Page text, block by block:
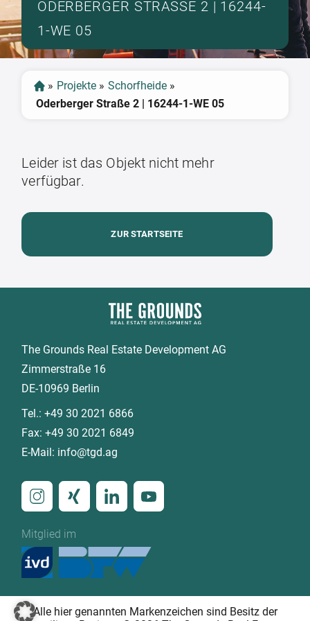
ODERBERGER STRASSE 2 | 16244-1
-WE 05
» Projekte » Schorfheide »
Oderberger Straße 2 | 16244-1-WE 05
Leider ist das Objekt nicht mehr
verfügbar.
ZUR STARTSEITE
The Grounds Real Estate Development AG
Zimmerstraße 16
DE-10969 Berlin
Tel.:+49 30 2021 6866
Fax:+49 30 2021 6849
E-Mail: info@tgd.ag
Mitglied im
Alle hier genannten Markenzeichen sind Besitz der